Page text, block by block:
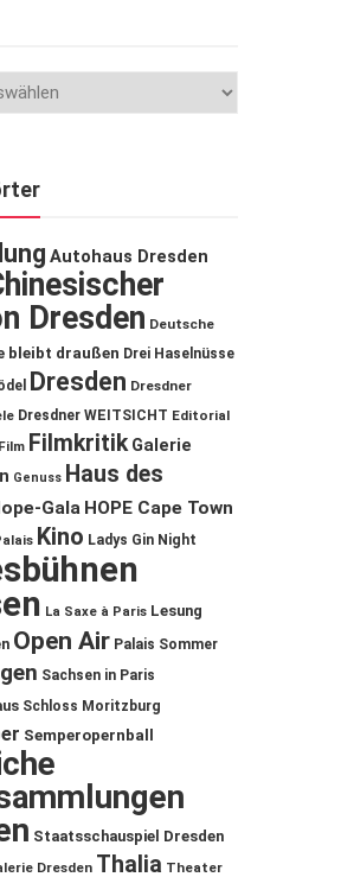
Autohaus Dresden
Dresden Deutsche
bleibt draußen Drei Haselnüsse
Dresden Dresdner
Dresdner WEITSICHT Editorial
Film Filmkritik Galerie
Genuss Haus des
Gala HOPE Cape Town
Kino Ladys Gin Night
La Saxe à Paris Lesung
Open Air Palais Sommer
Sachsen in Paris
Schloss Moritzburg
Semperopernball
Staatsschauspiel Dresden
Dresden Thalia Theater